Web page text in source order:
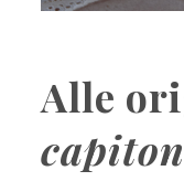
Alle